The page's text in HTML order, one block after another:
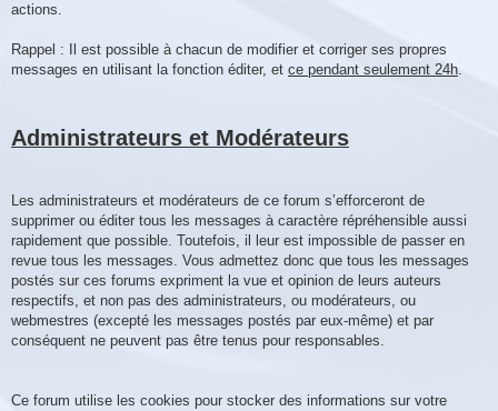
actions.
Rappel : Il est possible à chacun de modifier et corriger ses propres
messages en utilisant la fonction éditer, et ce pendant seulement 24h.
Administrateurs et Modérateurs
Les administrateurs et modérateurs de ce forum s’efforceront de
supprimer ou éditer tous les messages à caractère répréhensible aussi
rapidement que possible. Toutefois, il leur est impossible de passer en
revue tous les messages. Vous admettez donc que tous les messages
postés sur ces forums expriment la vue et opinion de leurs auteurs
respectifs, et non pas des administrateurs, ou modérateurs, ou
webmestres (excepté les messages postés par eux-même) et par
conséquent ne peuvent pas être tenus pour responsables.
Ce forum utilise les cookies pour stocker des informations sur votre